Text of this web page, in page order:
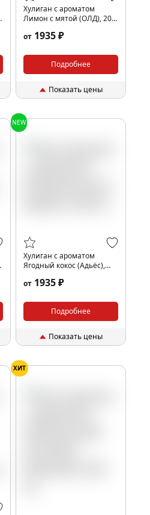
Хулиган с ароматом
Лимон с мятой (ОЛД), 200
от 1935 ₽
Подробнее
Показать цены
NEW
Хулиган с ароматом
Ягодный кокос (Адьёс),
от 1935 ₽
Подробнее
Показать цены
ХИТ